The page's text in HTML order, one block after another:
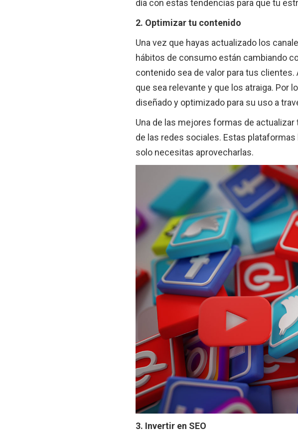
día con estas tendencias para que tu
2. Optimizar tu contenido
Una vez que hayas actualizado los
hábitos de consumo están cambiando
contenido sea de valor para tus
que sea relevante y que los atraiga. Por
diseñado y optimizado para su uso a
Una de las mejores formas de
de las redes sociales. Estas
solo necesitas aprovecharlas.
3. Invertir en SEO